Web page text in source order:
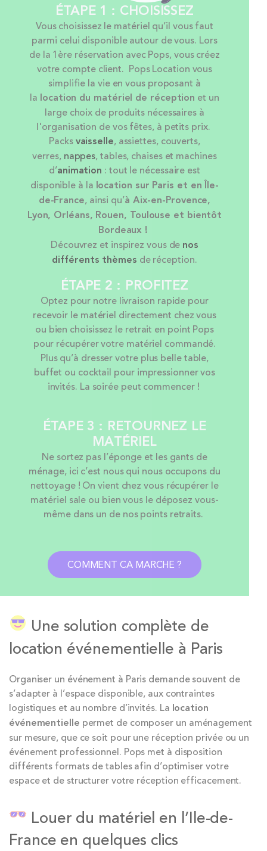
ÉTAPE 1 : CHOISISSEZ
Vous choisissez le matériel qu’il vous faut
parmi celui disponible autour de vous. Lors
de la 1ère réservation avec Pops, vous créez
votre compte client. Pops Location vous
simplifie la vie en vous proposant à
la location du matériel de réception et un
large choix de produits nécessaires à
l'organisation de vos fêtes, à petits prix.
Packsvaisselle, assiettes, couverts,
verres, nappes, tables, chaises et machines
d’animation : tout le nécessaire est
disponible à la location sur Paris et en Île-
de-France, ainsi qu’à Aix-en-Provence,
Lyon, Orléans, Rouen, Toulouse et bientôt
Bordeaux !
Découvrez et inspirez vous de nos
différents thèmes de réception.
ÉTAPE 2 : PROFITEZ
Optez pour notre livraison rapide pour
recevoir le matériel directement chez vous
ou bien choisissez le retrait en point Pops
pour récupérer votre matériel commandé.
Plus qu’à dresser votre plus belle table,
buffet ou cocktail pour impressionner vos
invités. La soirée peut commencer !
ÉTAPE 3 : RETOURNEZ LE
MATÉRIEL
Ne sortez pas l’éponge et les gants de
ménage, ici c’est nous qui nous occupons du
nettoyage ! On vient chez vous récupérer le
matériel sale ou bien vous le déposez vous-
même dans un de nos points retraits.
COMMENT CA MARCHE ?
Une solution complète de
location événementielle à Paris
Organiser un événement à Paris demande souvent de
s’adapter à l’espace disponible, aux contraintes
logistiques et au nombre d’invités. La location
événementielle permet de composer un aménagement
sur mesure, que ce soit pour une réception privée ou un
événement professionnel. Pops met à disposition
différents formats de tables afin d’optimiser votre
espace et de structurer votre réception efficacement.
Louer du matériel en l’Ile-de-
France en quelques clics